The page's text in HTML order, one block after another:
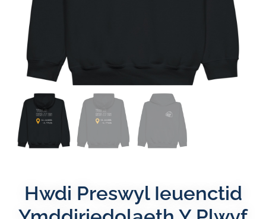
Hwdi Preswyl Ieuenctid